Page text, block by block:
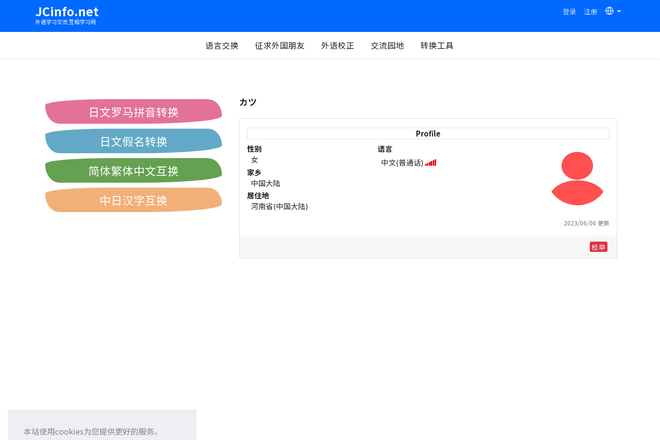
本站使用cookies为您提供更好的服务。
JCinfo.net
外语学习交流 互相学习网
登录 注册
语言交换 征求外国朋友 外语校正 交流园地 转换工具
カツ
Profile
性别
女
家乡
中国大陆
居住地
河南省(中国大陆)
语言
中文(普通话)
2023/06/06 更新
检举
日文罗马拼音转换
日文假名转换
简体繁体中文互换
中日汉字互换